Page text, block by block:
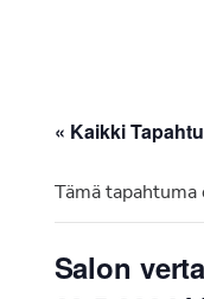
Ry
vuonna
« Kaikki
Tämä
Salon